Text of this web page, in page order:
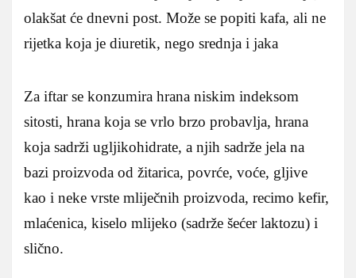
olakšat će dnevni post. Može se popiti kafa, ali ne
rijetka koja je diuretik, nego srednja i jaka
Za iftar se konzumira hrana niskim indeksom
sitosti, hrana koja se vrlo brzo probavlja, hrana
koja sadrži ugljikohidrate, a njih sadrže jela na
bazi proizvoda od žitarica, povrće, voće, gljive
kao i neke vrste mliječnih proizvoda, recimo kefir,
mlaćenica, kiselo mlijeko (sadrže šećer laktozu) i
slično.